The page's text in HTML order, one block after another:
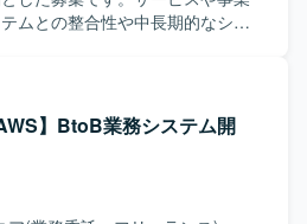
むことができます。他者成果物
た新しい開発スタイルにチャレ
のもと、ApacheやRDBを利用し
修を行っております。Spring系
た開発スタイルに触れる機会も
ムとの整合性や中長期的なシス
術判断、関係者調整、実装を横
アクラスのバックエンドエンジ
のバックエンド設計・開発を行
アントや関係部署と連携した要
ビジネス要件や金融要件から技
】BtoB業務システム開